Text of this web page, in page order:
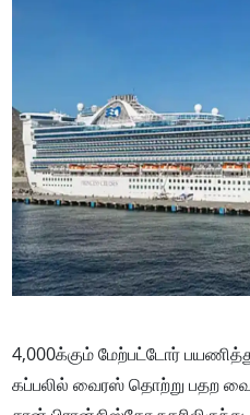
4,000க்கும் மேற்பட்டோர்
கப்பலில் வைரஸ் தொற்று பதற